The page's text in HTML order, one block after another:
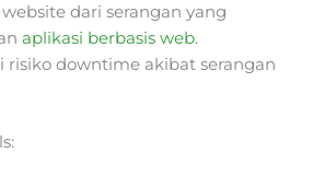
dari serangan yang
aplikasi berbasis web.
risiko downtime akibat serangan